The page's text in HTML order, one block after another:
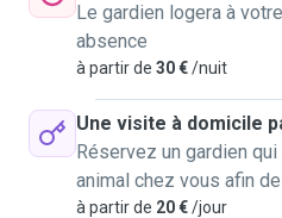
To know more feel free to get
Le gardien logera à
absence
à partir de 30 €/nuit
Une visite à domicile
Réservez un gardien
animal chez vous afin
à partir de 20 €/jour